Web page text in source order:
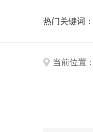
热门关键词：
当前位置：